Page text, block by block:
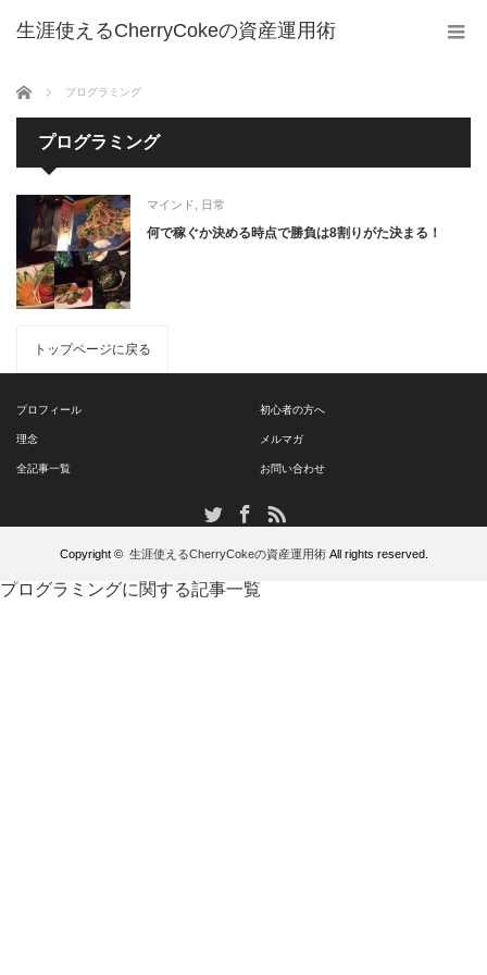
生涯使えるCherryCokeの資産運用術
ホーム プログラミング
プログラミング
マインド 日常
何で稼ぐか決める時点で勝負は8割りがた決まる！
トップページに戻る
プロフィール 初心者の方へ
理念 メルマガ
全記事一覧 お問い合わせ
TwitterFacebook
Copyright © 生涯使えるCherryCokeの資産運用術All rights reserved.
プログラミングに関する記事一覧